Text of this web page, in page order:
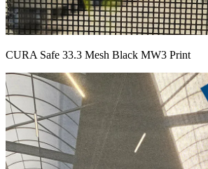
CURA Safe 33.3 Mesh Black MW3 Print